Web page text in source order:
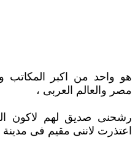
هو واحد من اكبر المكاتب
مصر والعالم العربى ،
رشحنى صديق لهم لاكون
اعتذرت لاننى مقيم فى